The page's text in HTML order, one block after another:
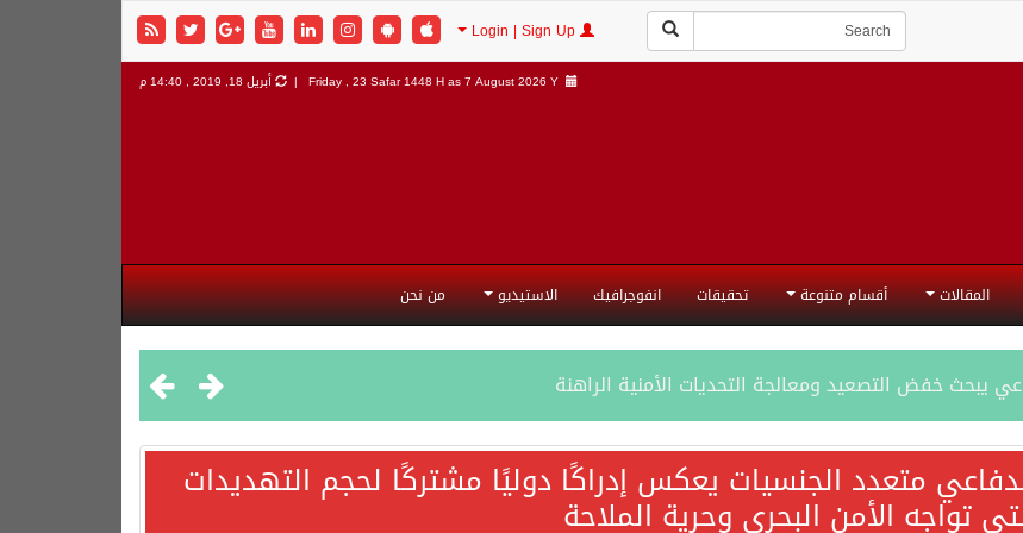
Friday , 23 Safar 1448 H as7 August 2026 Y | أبريل 18, 2019 , 14:40 م
المقالات أقسام متنوعة تحقيقات انفوجرافيك الاستيديو من نحن
يبحث خفض التصعيد ومعالجة التحديات الأمنية الراهنة
إسرائيل الأحادية في أراضي فلسطين باطلة
متعدد الجنسيات يعكس إدراكًا دوليًا مشتركًا لحجم التهديدات
تواجه الأمن البحري وحرية الملاحة